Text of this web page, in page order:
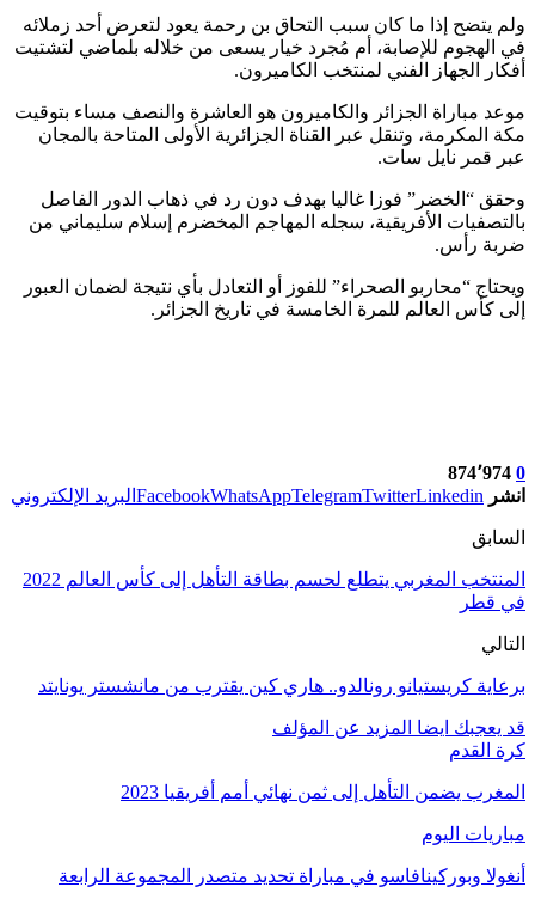
ولم يتضح إذا ما كان سبب التحاق بن رحمة يعود لتعرض أحد زملائه
في الهجوم للإصابة، أم مُجرد خيار يسعى من خلاله بلماضي لتشتيت
أفكار الجهاز الفني لمنتخب الكاميرون.
موعد مباراة الجزائر والكاميرون هو العاشرة والنصف مساء بتوقيت
مكة المكرمة، وتنقل عبر القناة الجزائرية الأولى المتاحة بالمجان
عبر قمر نايل سات.
وحقق “الخضر” فوزا غاليا بهدف دون رد في ذهاب الدور الفاصل
بالتصفيات الأفريقية، سجله المهاجم المخضرم إسلام سليماني من
ضربة رأس.
ويحتاج “محاربو الصحراء” للفوز أو التعادل بأي نتيجة لضمان العبور
إلى كأس العالم للمرة الخامسة في تاريخ الجزائر.
0 874٬974
انشر
FacebookWhatsAppTelegramTwitterLinkedin البريد الإلكتروني
السابق
المنتخب المغربي يتطلع لحسم بطاقة التأهل إلى كأس العالم 2022
في قطر
التالي
برعاية كريستيانو رونالدو.. هاري كين يقترب من مانشستر يونايتد
قد يعجبك ايضا المزيد عن المؤلف
كرة القدم
المغرب يضمن التأهل إلى ثمن نهائي أمم أفريقيا 2023
مباريات اليوم
أنغولا وبوركينافاسو في مباراة تحديد متصدر المجموعة الرابعة